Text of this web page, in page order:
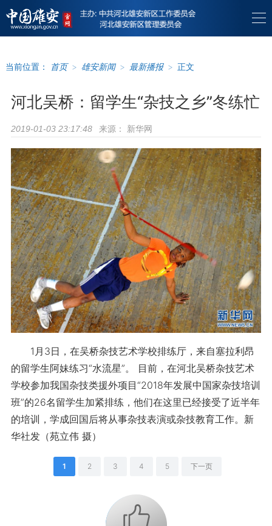
当前位置： 首页 > 雄安新闻 > 最新播报 > 正文
河北吴桥：留学生“杂技之乡”冬练忙
2019-01-03 23:17:48 来源： 新华网
1月3日，在吴桥杂技艺术学校排练厅，来自塞拉利昂
的留学生阿妹练习“水流星”。 目前，在河北吴桥杂技艺术
学校参加我国杂技类援外项目“2018年发展中国家杂技培训
班”的26名留学生加紧排练，他们在这里已经接受了近半年
的培训，学成回国后将从事杂技表演或杂技教育工作。新
华社发（苑立伟 摄）
1 2 3 4 5 下一页
+1